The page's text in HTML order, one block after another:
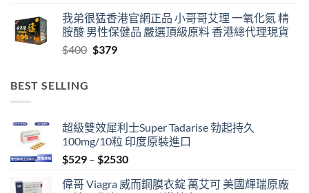
$759
through
我弟很猛香港官網正品 小哥哥艾理 一氧化氮 精
胺酸 男性保健品 嚴選頂級原料 香港總代理現貨
$400 Original
$379Current
BEST SELLING
超級雙效犀利士Super Tadarise 勃起持久
100mg/10粒 印度原裝進口
$529 – $2530Price
$529
偉哥 Viagra 威而鋼膜衣錠 萬艾可 美國輝瑞原廠